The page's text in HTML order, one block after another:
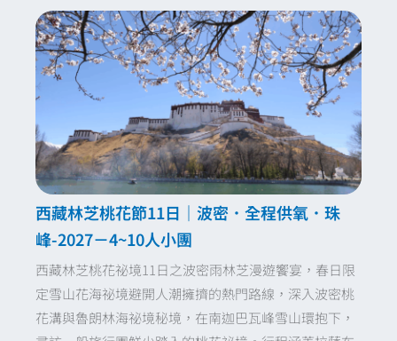
海拔 4,500 公尺的荒涼阿里高原，沿著
公路下降到海拔 2,000 多公尺的吉隆
溝，僅需短短幾小時，景緻會從寸草不
生的雪域荒原，瞬間切換成鬱鬱蔥蔥的
原始森林、飛瀑與深谷。
後花園的浪漫：這裡被譽為「珠穆朗瑪
峰的後花園」，氣候濕潤宜人，空氣含
氧量高。您可以在這裡探訪尼泊爾與西
藏交界的邊境文化，觀察獨特的「達曼
人」生活，感受那種與世隔絕的寧靜。
這種從極高海拔的體力挑戰（轉山），
轉換到森林綠意中的身心修復，會讓您
的西藏之旅比單純的轉山更具層次感與
掛經幡時，請遵從導遊指引，將祝福留在風
中，而非破壞環境。
歐美服務標準：我們深知西方與台灣旅客
對衛浴設施、餐飲衛生及醫療安全的高要
求，因此在食宿選擇上，均採用塔欽當地最
高標準的配置。
文化橋樑：我們的導遊不僅具備高原旅遊
多年經驗，更深諳藏地文化與佛教史，能為
您的 朝聖之路提供專業的靈魂解說，而非單
純的領路。
西藏林芝桃花節11日｜波密．全程供氧．珠
峰-2027－4~10人小團
西藏林芝桃花祕境11日之波密雨林芝漫遊饗宴，春日限
定雪山花海祕境避開人潮擁擠的熱門路線，深入波密桃
花溝與魯朗林海祕境秘境，在南迦巴瓦峰雪山環抱下，